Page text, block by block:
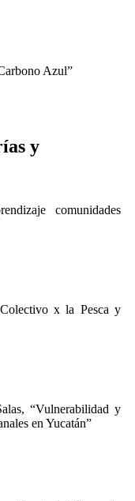
Azul”
y
comunidades
x la Pesca y
“Vulnerabilidad y
en Yucatán”